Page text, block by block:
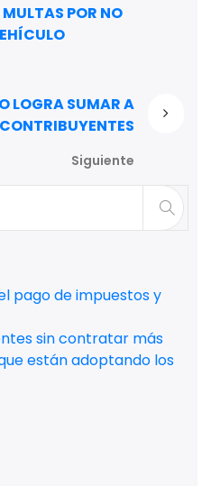
POR NO
LOGRA SUMAR A
CONTRIBUYENTES
Siguiente
pago de impuestos y
sin contratar más
están adoptando los